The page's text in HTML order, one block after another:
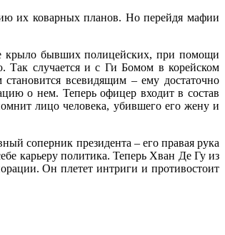
их коварных планов. Но перейдя мафии
крыло бывших полицейских, при помощи
Так случается и с Ги Бомом в корейском
всевидящим – ему достаточно
о нем. Теперь офицер входит в состав
лицо человека, убившего его жену и
соперник президента – его правая рука
карьеру политика. Теперь Хван Де Гу из
Он плетет интриги и противостоит